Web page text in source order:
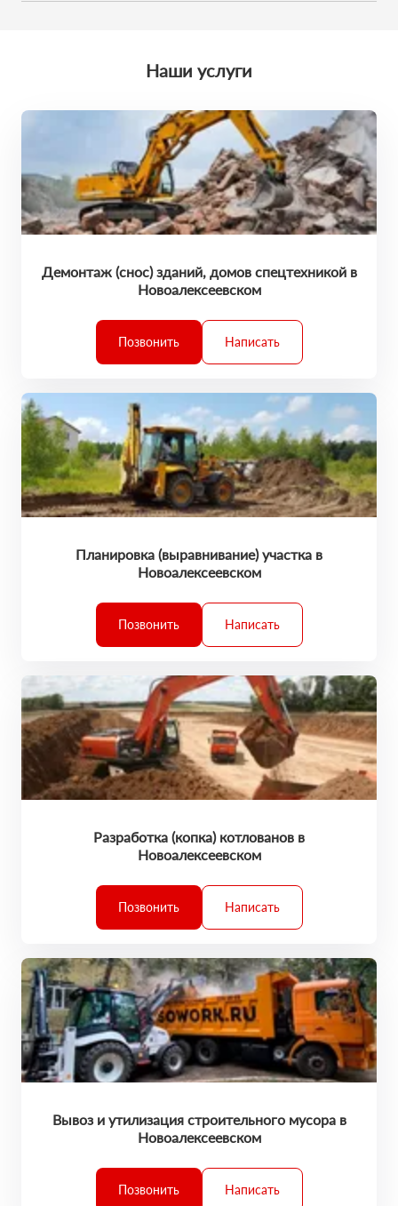
Наши услуги
Демонтаж (снос) зданий, домов спецтехникой в
Новоалексеевском
Позвонить Написать
Планировка (выравнивание) участка в
Новоалексеевском
Позвонить Написать
Разработка (копка) котлованов в
Новоалексеевском
Позвонить Написать
Вывоз и утилизация строительного мусора в
Новоалексеевском
Позвонить Написать